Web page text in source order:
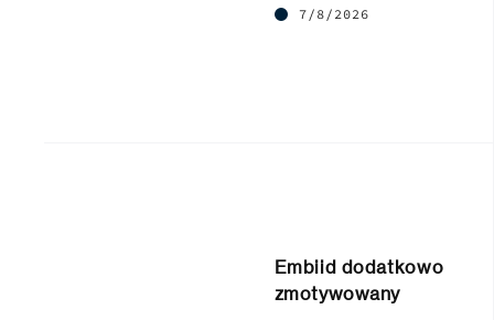
7/8/2026
Embiid dodatkowo
zmotywowany